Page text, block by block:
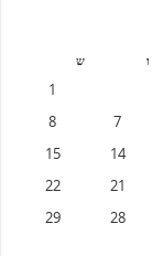
ו ש
1
7
8
14
15
21
22
28
29